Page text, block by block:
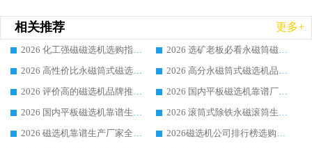
相关推荐 更多+
2026 化工强磁磁选机选购指南 5 家行业口碑靠谱厂家领域强者推荐
2026 选矿老板必看永磁筒磁选机推荐 行业头部品牌口碑设备选购全攻略
2026 高性价比永磁筒式磁选机品牌盘点 行业强者口碑实测选购完整指南
2026 高分永磁筒式磁选机品牌推荐 选矿设备强者对比测评采购避坑全攻略
2026 评价高的磁选机品牌推荐选购指南，永磁筒式磁选机设备领域强者全景行业口碑解析
2026 国内平板磁选机靠谱厂家排名 行业实测口碑设备按需选购全指南
2026 国内平板磁选机靠谱生产厂家推荐排名|行业口碑选购指南，领域强者按需选设备
2026 滚筒式除铁永磁滚筒生产厂家推荐排名|行业口碑选购指南，领域强者源头厂商精选
2026 磁选机靠谱生产厂家全梳理 分场景选型行业头部品牌选购参考攻略
2026磁选机公司排行榜选购指南|正规源头厂家推荐，领域强者高性价比靠谱信赖品牌